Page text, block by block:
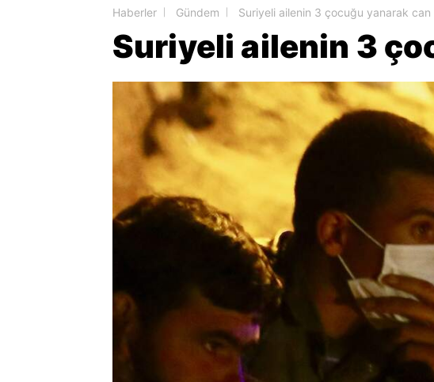
Haberler Gündem Suriyeli ailenin 3 çocuğu yanarak can
Suriyeli ailenin 3